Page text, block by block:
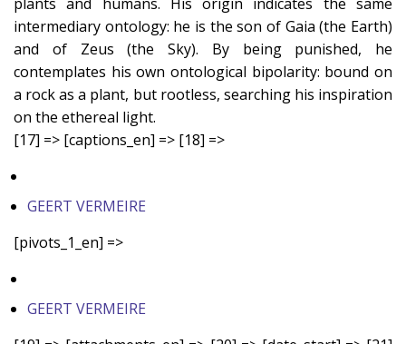
intermediary ontology: he is the son of Gaia (the Earth)
and of Zeus (the Sky). By being punished, he
contemplates his own ontological bipolarity: bound on
a rock as a plant, but rootless, searching his inspiration
on the ethereal light.
[17] => [captions_en] => [18] =>
GEERT VERMEIRE
[pivots_1_en] =>
GEERT VERMEIRE